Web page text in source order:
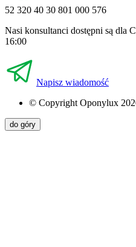
52 320 40 30 801 000 576
Nasi konsultanci dostępni są dla
16:00
Napisz wiadomość
© Copyright Oponylux
do góry